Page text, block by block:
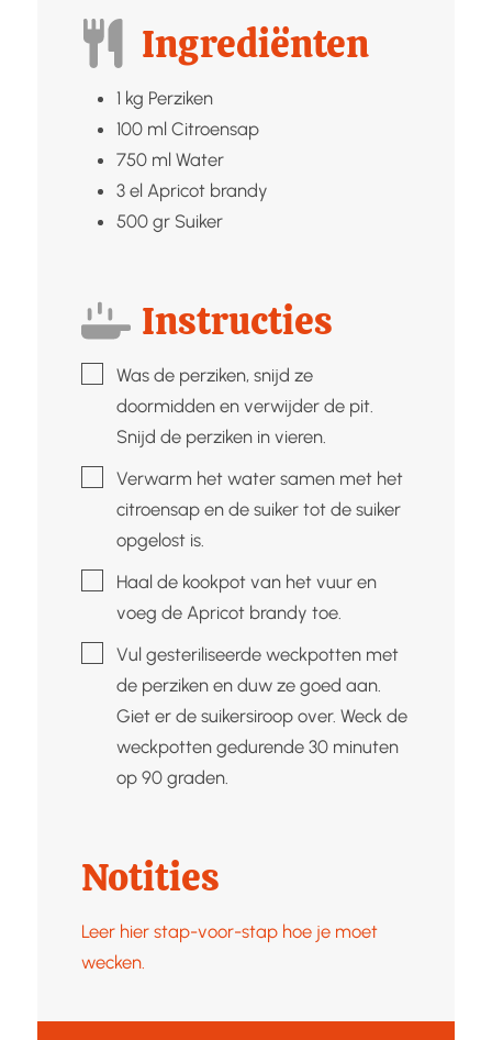
Ingrediënten
1 kg Perziken
100 ml Citroensap
750 ml Water
3 el Apricot brandy
500 gr Suiker
Instructies
▢Was de perziken, snijd ze
doormidden en verwijder de pit.
Snijd de perziken in vieren.
▢Verwarm het water samen met het
citroensap en de suiker tot de suiker
opgelost is.
▢Haal de kookpot van het vuur en
voeg de Apricot brandy toe.
▢Vul gesteriliseerde weckpotten met
de perziken en duw ze goed aan.
Giet er de suikersiroop over. Weck de
weckpotten gedurende 30 minuten
op 90 graden.
Notities
Leer hier stap-voor-stap hoe je moet
wecken.